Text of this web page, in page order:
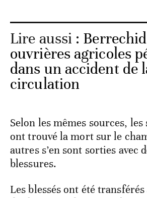
Lire aussi :
ouvrières agricoles
dans un accident de
circulation
Selon les mêmes sources,
ont trouvé la mort sur le
autres s’en sont sorties avec
blessures.
Les blessés ont été